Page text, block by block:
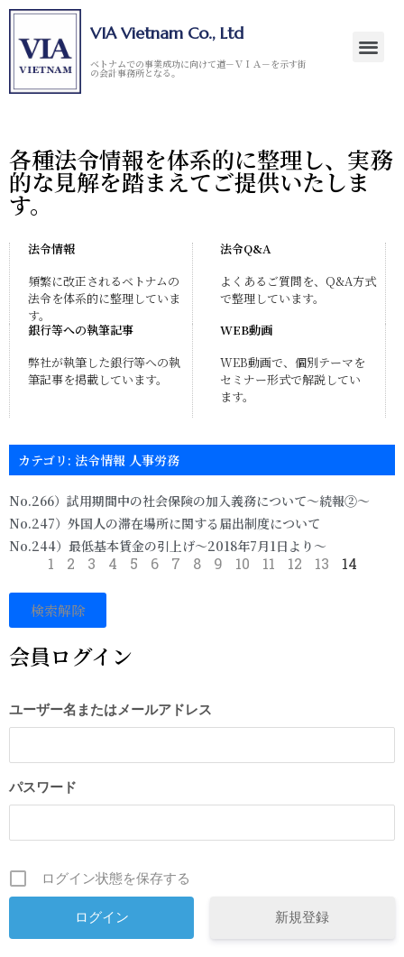
VIA Vietnam Co., Ltd
ベトナムでの事業成功に向けて道－ＶＩＡ－を示す街
の会計事務所となる。
会員ログイン
ユーザー名またはメールアドレス
パスワード
ログイン状態を保存する
新規登録
各種法令情報を体系的に整理し、実務
的な見解を踏まえてご提供いたしま
す。
法令情報
頻繁に改正されるベトナムの
法令を体系的に整理していま
す。
法令Q&A
よくあるご質問を、Q&A方式
で整理しています。
銀行等への執筆記事
弊社が執筆した銀行等への執
筆記事を掲載しています。
WEB動画
WEB動画で、個別テーマを
セミナー形式で解説してい
ます。
カテゴリ: 法令情報 人事労務
No.266）試用期間中の社会保険の加入義務について～続報②～
No.247）外国人の滞在場所に関する届出制度について
No.244）最低基本賃金の引上げ～2018年7月1日より～
1 2 3 4 5 6 7 8 9 10 11 12 13 14
検索解除